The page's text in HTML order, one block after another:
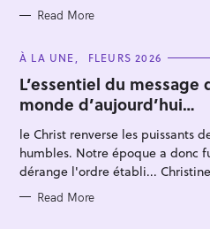
Read More
C
T
E
G
O
R
I
E
S
À LA UNE FLEURS 2026
L’essentiel du message
monde d’aujourd’hui…
le Christ renverse les puissants
humbles. Notre époque a donc
dérange l'ordre établi...
Read More